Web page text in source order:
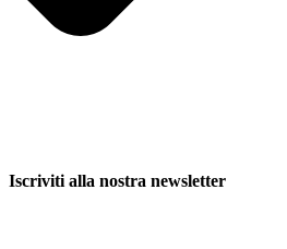
Iscriviti alla nostra newsletter